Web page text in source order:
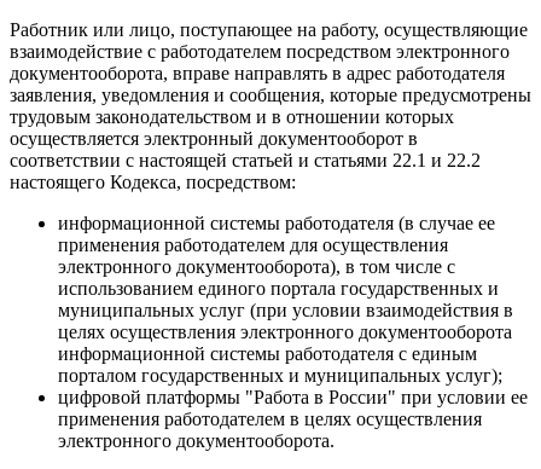
Работник или лицо, поступающее на работу, осуществляющие
взаимодействие с работодателем посредством электронного
документооборота, вправе направлять в адрес работодателя
заявления, уведомления и сообщения, которые предусмотрены
трудовым законодательством и в отношении которых
осуществляется электронный документооборот в
соответствии с настоящей статьей и статьями 22.1 и 22.2
настоящего Кодекса, посредством:
информационной системы работодателя (в случае ее
применения работодателем для осуществления
электронного документооборота), в том числе с
использованием единого портала государственных и
муниципальных услуг (при условии взаимодействия в
целях осуществления электронного документооборота
информационной системы работодателя с единым
порталом государственных и муниципальных услуг);
цифровой платформы "Работа в России" при условии ее
применения работодателем в целях осуществления
электронного документооборота.